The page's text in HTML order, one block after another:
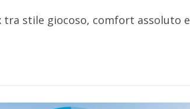
tra stile giocoso, comfort assoluto e